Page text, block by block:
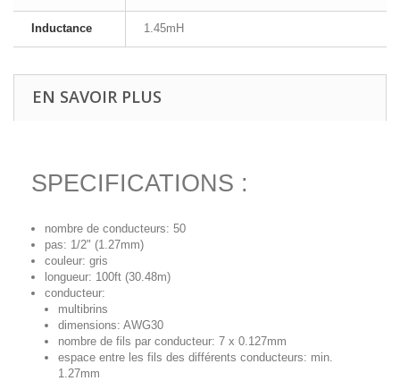
Inductance 1.45mH
EN SAVOIR PLUS
SPECIFICATIONS :
nombre de conducteurs: 50
pas: 1/2" (1.27mm)
couleur: gris
longueur: 100ft (30.48m)
conducteur:
multibrins
dimensions: AWG30
nombre de fils par conducteur: 7 x 0.127mm
espace entre les fils des différents conducteurs: min.
1.27mm